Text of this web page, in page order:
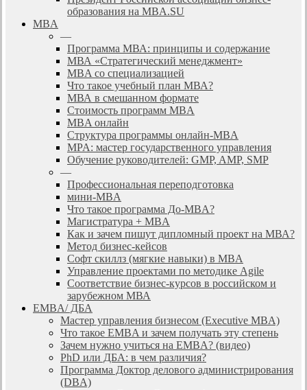
образования на MBA.SU
MBA
—
Программа МВА: принципы и содержание
МВА «Cтратегический менеджмент»
MBA со специализацией
Что такое учебный план МВА?
МВА в смешанном формате
Стоимость программ MBA
MBA онлайн
Cтруктура программы онлайн-MBA
MPA: мастер государственного управления
Обучение руководителей: GMP, AMP, SMP
—
Профессиональная переподготовка
мини-MBA
Что такое программа До-MBA?
Магистратура + MBA
Как и зачем пишут дипломный проект на МВА?
Метод бизнес-кейсов
Софт скиллз (мягкие навыки) в MBA
Управление проектами по методике Agile
Соответствие бизнес-курсов в российском и
зарубежном МВА
EMBA/ ДБA
Мастер управления бизнесом (Executive MBA)
Что такое EMBA и зачем получать эту степень
Зачем нужно учиться на EMBA? (видео)
PhD или ДБА: в чем различия?
Программа Доктор делового администрирования
(DBА)